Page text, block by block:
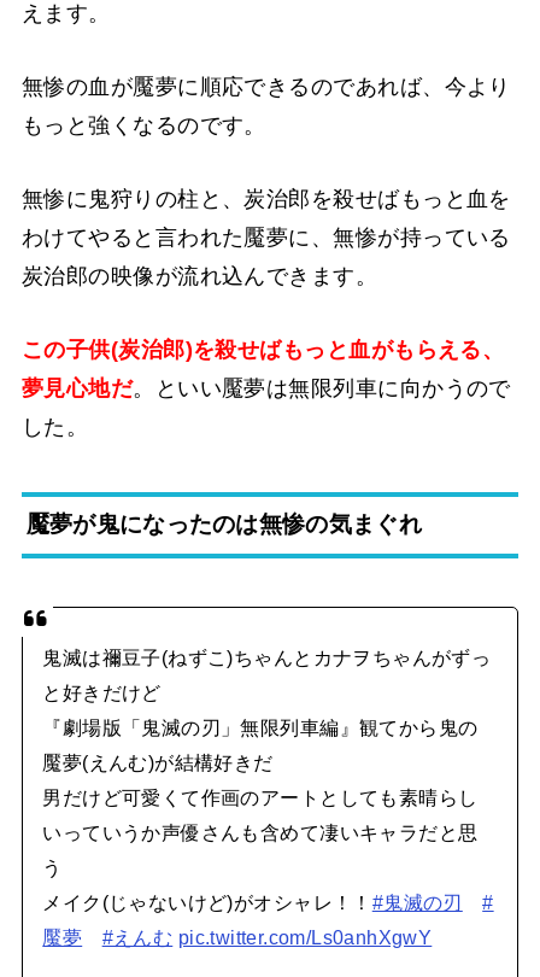
えます。
無惨の血が魘夢に順応できるのであれば、今より
もっと強くなるのです。
無惨に鬼狩りの柱と、炭治郎を殺せばもっと血を
わけてやると言われた魘夢に、無惨が持っている
炭治郎の映像が流れ込んできます。
この子供(炭治郎)を殺せばもっと血がもらえる、
夢見心地だ。といい魘夢は無限列車に向かうので
した。
魘夢が鬼になったのは無惨の気まぐれ
鬼滅は禰豆子(ねずこ)ちゃんとカナヲちゃんがずっ
と好きだけど
『劇場版「鬼滅の刃」無限列車編』観てから鬼の
魘夢(えんむ)が結構好きだ
男だけど可愛くて作画のアートとしても素晴らし
いっていうか声優さんも含めて凄いキャラだと思
う
メイク(じゃないけど)がオシャレ！！ #鬼滅の刃
#
魘夢
#えんむ pic.twitter.com/Ls0anhXgwY